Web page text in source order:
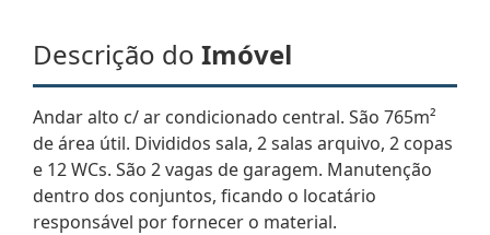
Descrição do Imóvel
Andar alto c/ ar condicionado central. São 765m²
de área útil. Divididos sala, 2 salas arquivo, 2 copas
e 12 WCs. São 2 vagas de garagem. Manutenção
dentro dos conjuntos, ficando o locatário
responsável por fornecer o material.